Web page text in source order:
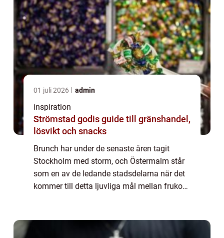
01 juli 2026 admin
inspiration
Strömstad godis guide till gränshandel,
lösvikt och snacks
Brunch har under de senaste åren tagit
Stockholm med storm, och Östermalm står
som en av de ledande stadsdelarna när det
kommer till detta ljuvliga mål mellan frukost